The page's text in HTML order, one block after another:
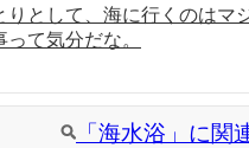
りとして、海に行くのはマ
て気分だな。
「海水浴」に